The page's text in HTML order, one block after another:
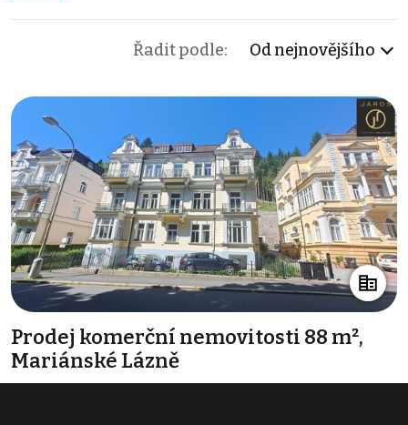
Řadit podle: Od nejnovějšího
Prodej komerční nemovitosti 88 m²,
Mariánské Lázně